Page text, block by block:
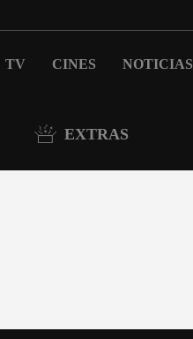
TV CINES NOTICIAS
EXTRAS